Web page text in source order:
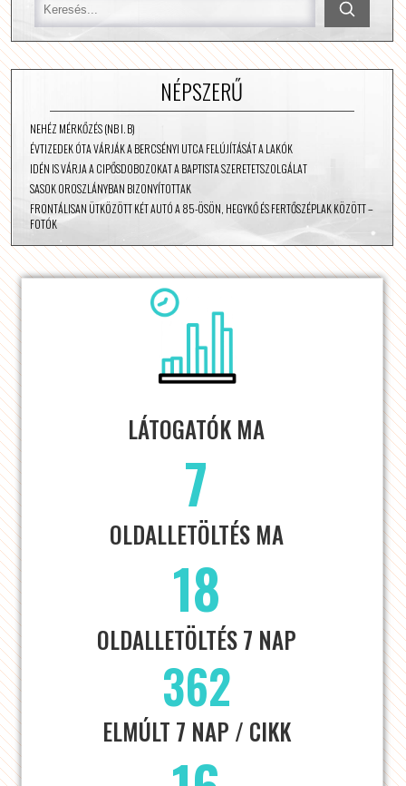
NÉPSZERŰ
NEHÉZ MÉRKŐZÉS (NB I. B)
ÉVTIZEDEK ÓTA VÁRJÁK A BERCSÉNYI UTCA FELÚJÍTÁSÁT A LAKÓK
IDÉN IS VÁRJA A CIPŐSDOBOZOKAT A BAPTISTA SZERETETSZOLGÁLAT
SASOK OROSZLÁNYBAN BIZONYÍTOTTAK
FRONTÁLISAN ÜTKÖZÖTT KÉT AUTÓ A 85-ÖSÖN, HEGYKŐ ÉS FERTŐSZÉPLAK KÖZÖTT –
FOTÓK
LÁTOGATÓK MA
7
OLDALLETÖLTÉS MA
18
OLDALLETÖLTÉS 7 NAP
362
ELMÚLT 7 NAP / CIKK